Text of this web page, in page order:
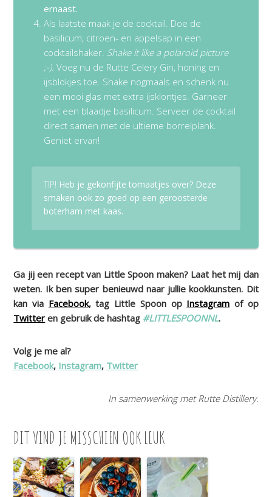
ernaast.
Als laatste maak je de cocktail. Doe de
basilicum, citroen- en appelsap in een
cocktailshaker. Shake it like a polaroid picture
;-). Voeg nu de Rutte Celery Gin, honing en
ijsblokjes toe. Shake nogmaals en schenk nu
een mooi glas met extra ijsklontjes. Garneer
met een blaadje basilicum. Serveer de cocktail
direct samen met de ultieme borrelplank.
Geniet ervan!
TIP! Heb je gekonfijte tomaatjes over? Deze
smaken ook zo goed op een geroosterde
boterham met kaas.
Ga jij een recept van Little Spoon maken? Laat het mij dan
weten. Ik ben super benieuwd naar jullie kookkunsten. Dit
kan via Facebook, tag Little Spoon op Instagram of op
Twitter en gebruik de hashtag #LITTLESPOONNL.
Volg je me al?
Facebook, Instagram, Twitter
In samenwerking met Rutte Distillery.
DIT VIND JE MISSCHIEN OOK LEUK